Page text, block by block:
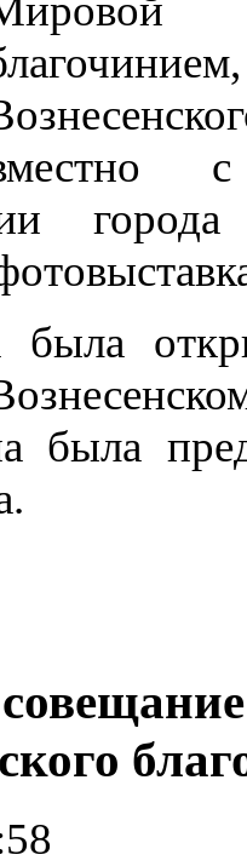
с
города
была
была